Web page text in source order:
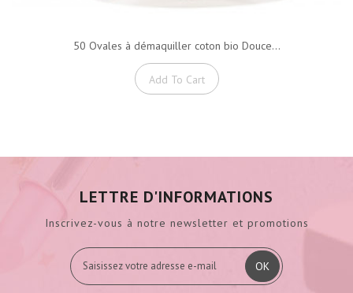
50 Ovales à démaquiller coton bio Douce...
Add To Cart
LETTRE D'INFORMATIONS
Inscrivez-vous à notre newsletter et promotions
OK